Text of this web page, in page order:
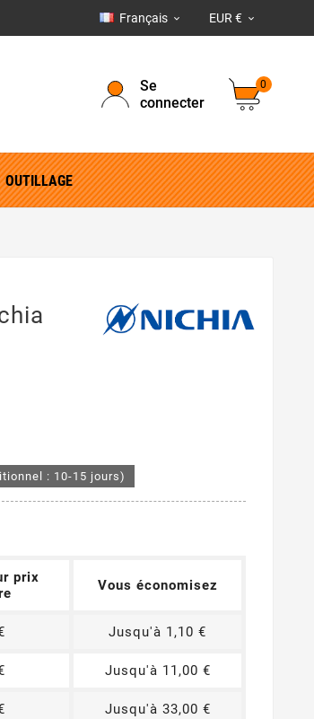
Français  EUR € 
Se
connecter
0
OUTILLAGE
: 10-15 jours)
prix
Vous économisez
Jusqu'à 1,10 €
Jusqu'à 11,00 €
Jusqu'à 33,00 €